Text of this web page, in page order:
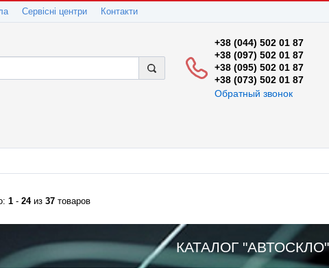
Сервісні центри Контакти
+38 (044) 502 01 87
+38 (097) 502 01 87
+38 (095) 502 01 87
+38 (073) 502 01 87
Обратный звонок
1 - 24из 37 товаров
КАТАЛОГ "АВТОСКЛО"